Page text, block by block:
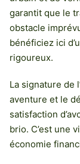
garantit que le
obstacle
bénéficiez ici
rigoureux.
La signature de
aventure et le
satisfaction
brio. C’est une
économie